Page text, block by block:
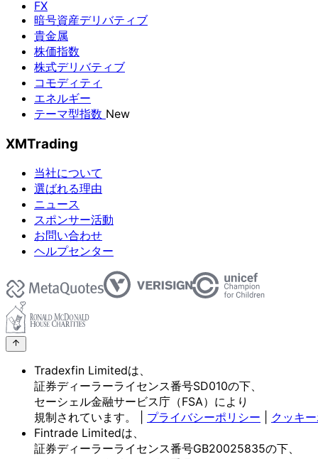
FX
暗号資産デリバティブ
貴金属
株価指数
株式デリバティブ
コモディティ
エネルギー
テーマ型指数 New
XMTrading
当社について
選ばれる理由
ニュース
スポンサー活動
お問い合わせ
ヘルプセンター
Tradexfin Limitedは、
証券ディーラーライセンス番号SD010の下、
セーシェル金融サービス庁 （FSA）に より
規制されています。
プライバシーポリシー
クッキ
Fintrade Limitedは、
証券ディーラーライセンス番号GB20025835の下、